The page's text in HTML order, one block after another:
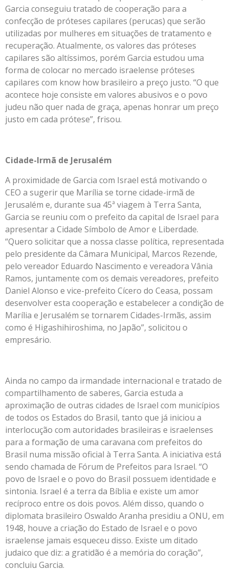
Garcia conseguiu tratado de cooperação para a
confecção de próteses capilares (perucas) que serão
utilizadas por mulheres em situações de tratamento e
recuperação. Atualmente, os valores das próteses
capilares são altíssimos, porém Garcia estudou uma
forma de colocar no mercado israelense próteses
capilares com know how brasileiro a preço justo. “O que
acontece hoje consiste em valores abusivos e o povo
judeu não quer nada de graça, apenas honrar um preço
justo em cada prótese”, frisou.
Cidade-Irmã de Jerusalém
A proximidade de Garcia com Israel está motivando o
CEO a sugerir que Marília se torne cidade-irmã de
Jerusalém e, durante sua 45ª viagem à Terra Santa,
Garcia se reuniu com o prefeito da capital de Israel para
apresentar a Cidade Símbolo de Amor e Liberdade.
“Quero solicitar que a nossa classe política, representada
pelo presidente da Câmara Municipal, Marcos Rezende,
pelo vereador Eduardo Nascimento e vereadora Vânia
Ramos, juntamente com os demais vereadores, prefeito
Daniel Alonso e vice-prefeito Cícero do Ceasa, possam
desenvolver esta cooperação e estabelecer a condição de
Marília e Jerusalém se tornarem Cidades-Irmãs, assim
como é Higashihiroshima, no Japão”, solicitou o
empresário.
Ainda no campo da irmandade internacional e tratado de
compartilhamento de saberes, Garcia estuda a
aproximação de outras cidades de Israel com municípios
de todos os Estados do Brasil, tanto que já iniciou a
interlocução com autoridades brasileiras e israelenses
para a formação de uma caravana com prefeitos do
Brasil numa missão oficial à Terra Santa. A iniciativa está
sendo chamada de Fórum de Prefeitos para Israel. “O
povo de Israel e o povo do Brasil possuem identidade e
sintonia. Israel é a terra da Bíblia e existe um amor
recíproco entre os dois povos. Além disso, quando o
diplomata brasileiro Oswaldo Aranha presidiu a ONU, em
1948, houve a criação do Estado de Israel e o povo
israelense jamais esqueceu disso. Existe um ditado
judaico que diz: a gratidão é a memória do coração”,
concluiu Garcia.